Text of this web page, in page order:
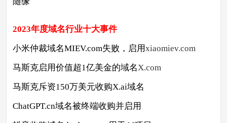
2023年度域名行业十大事件
小米仲裁域名MIEV.com失败，启用xiaomiev.com
马斯克启用价值超1亿美金的域名X.com
马斯克斥资150万美元收购X.ai域名
ChatGPT.cn域名被终端收购并启用